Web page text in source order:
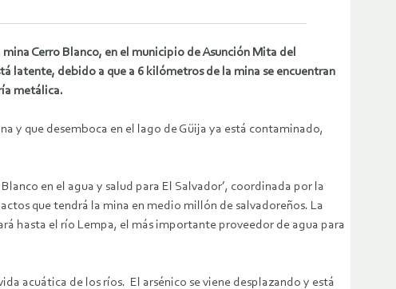
Cerro Blanco, en el municipio de Asunción Mita del
latente, debido a que a 6 kilómetros de la mina se encuentran
metálica.
y que desemboca en el lago de Güija ya está contaminado,
en el agua y salud para El Salvador’, coordinada por la
que tendrá la mina en medio millón de salvadoreños. La
hasta el río Lempa, el más importante proveedor de agua para
acuática de los ríos. El arsénico se viene desplazando y está